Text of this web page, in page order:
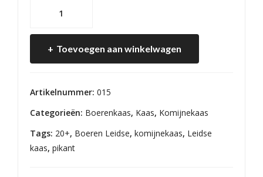
Pikant,
Boeren
Leidse
Toevoegen aan winkelwagen
Artikelnummer: 015
Categorieën: Boerenkaas, Kaas, Komijnekaas
Tags: 20+, Boeren Leidse, komijnekaas, Leidse
kaas, pikant